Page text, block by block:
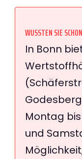
WUSSTEN SIE
In Bonn
Montag
und